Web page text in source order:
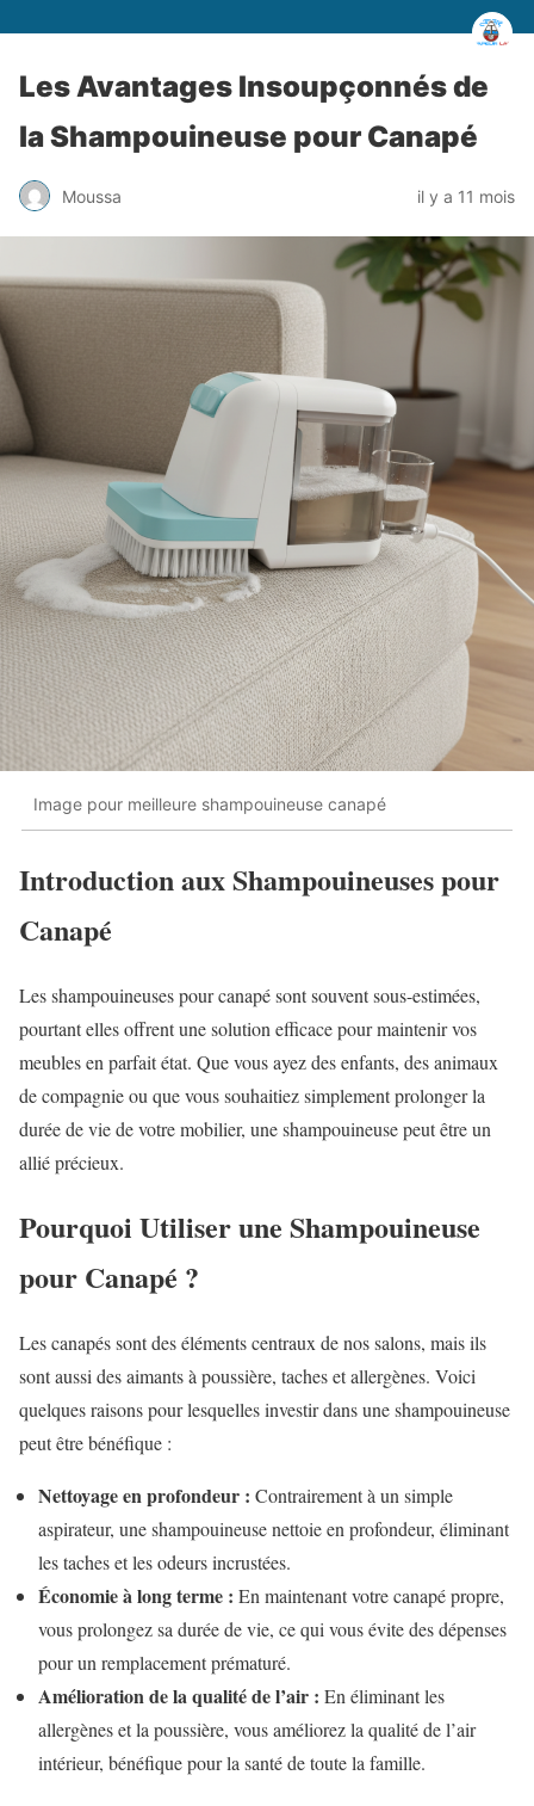
Les Avantages Insoupçonnés de
la Shampouineuse pour Canapé
Moussa il y a 11 mois
Image pour meilleure shampouineuse canapé
Introduction aux Shampouineuses pour
Canapé
Les shampouineuses pour canapé sont souvent sous-estimées,
pourtant elles offrent une solution efficace pour maintenir vos
meubles en parfait état. Que vous ayez des enfants, des animaux
de compagnie ou que vous souhaitiez simplement prolonger la
durée de vie de votre mobilier, une shampouineuse peut être un
allié précieux.
Pourquoi Utiliser une Shampouineuse
pour Canapé ?
Les canapés sont des éléments centraux de nos salons, mais ils
sont aussi des aimants à poussière, taches et allergènes. Voici
quelques raisons pour lesquelles investir dans une shampouineuse
peut être bénéfique :
Nettoyage en profondeur : Contrairement à un simple
aspirateur, une shampouineuse nettoie en profondeur, éliminant
les taches et les odeurs incrustées.
Économie à long terme : En maintenant votre canapé propre,
vous prolongez sa durée de vie, ce qui vous évite des dépenses
pour un remplacement prématuré.
Amélioration de la qualité de l’air : En éliminant les
allergènes et la poussière, vous améliorez la qualité de l’air
intérieur, bénéfique pour la santé de toute la famille.